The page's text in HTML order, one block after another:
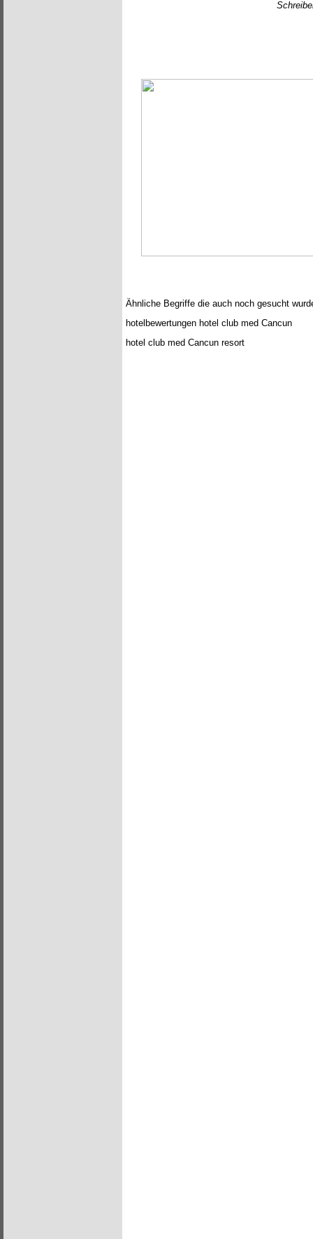
Ähnliche Begriffe die auch noch gesucht
hotelbewertungen hotel club med Cancun
hotel club med Cancun resort